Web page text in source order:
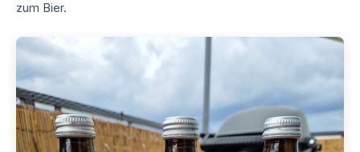
zum Bier.